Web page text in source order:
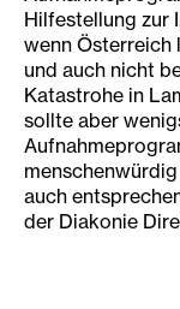
Hilfestellung zur
wenn
und auch nicht
Katastrohe in
sollte aber
auch
der Diakonie